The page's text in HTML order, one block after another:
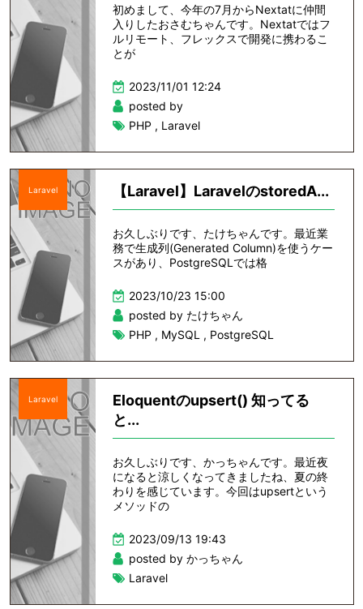
初めまして、今年の7月からNextatに仲間
入りしたおさむちゃんです。Nextatではフ
ルリモート、フレックスで開発に携わるこ
とが
2023/11/01 12:24
posted by
PHP , Laravel
Laravel 【Laravel】LaravelのstoredA...
お久しぶりです、たけちゃんです。最近業
務で生成列(Generated Column)を使うケー
スがあり、PostgreSQLでは格
2023/10/23 15:00
posted by たけちゃん
PHP , MySQL , PostgreSQL
Laravel
Eloquentのupsert() 知ってる
と...
お久しぶりです、かっちゃんです。最近夜
になると涼しくなってきましたね、夏の終
わりを感じています。今回はupsertという
メソッドの
2023/09/13 19:43
posted by かっちゃん
Laravel